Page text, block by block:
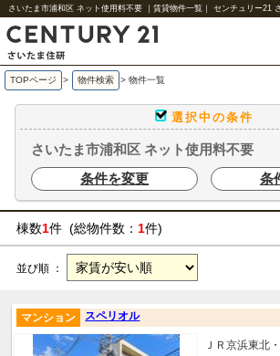
さいたま市浦和区 ネット使用料不要 ｜賃貸物件一覧｜ センチュリー21
TOPページ > 物件検索 > 物件一覧
選択中の条件
さいたま市浦和区 ネット使用料不要
条件を変更
条
棟数1件 (総物件数： 1件)
並び順 ：
スペリオル
マンション
ＪＲ京浜東北